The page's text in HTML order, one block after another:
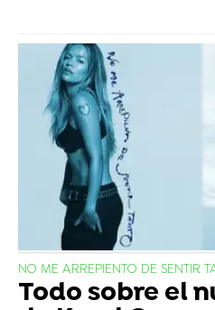
NO ME ARREPIENTO DE SENTIR
Todo sobre el